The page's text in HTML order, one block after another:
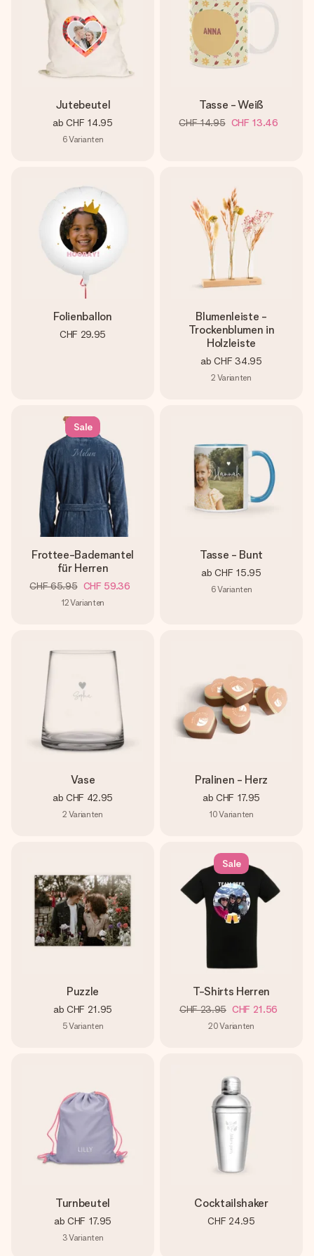
Jutebeutel
ab CHF 14.95
6Varianten
Tasse - Weiß
CHF 14.95 CHF 13.46
Folienballon
CHF 29.95
Blumenleiste -
Trockenblumen in
Holzleiste
ab CHF 34.95
2 Varianten
Sale
Frottee-Bademantel
für Herren
CHF 65.95 CHF 59.36
12Varianten
Tasse - Bunt
ab CHF 15.95
6Varianten
Vase
ab CHF 42.95
2 Varianten
Pralinen - Herz
ab CHF 17.95
10Varianten
Puzzle
ab CHF 21.95
5Varianten
Sale
T-Shirts Herren
CHF 23.95 CHF 21.56
20Varianten
Turnbeutel
ab CHF 17.95
3Varianten
Cocktailshaker
CHF 24.95